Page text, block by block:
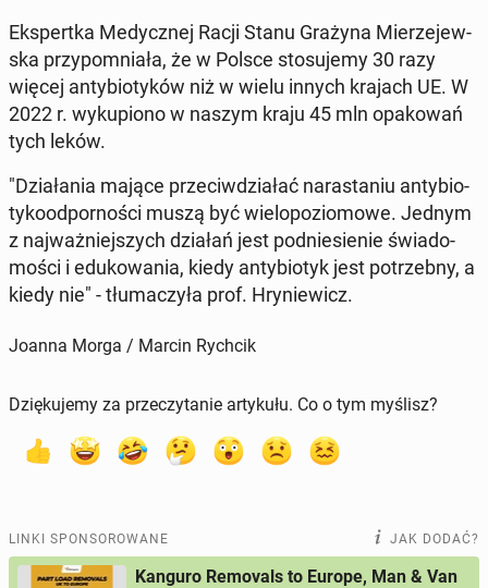
Eks­pert­ka Me­dycz­nej Racji Stanu Grażyna Mie­rze­jew­
ska przy­po­mnia­ła, że w Polsce sto­su­je­my 30 razy
więcej an­ty­bio­ty­ków niż w wielu innych krajach UE. W
2022 r. wy­ku­pio­no w naszym kraju 45 mln opa­ko­wań
tych leków.
"Dzia­ła­nia mające prze­ciw­dzia­łać na­ra­sta­niu an­ty­bio­
ty­ko­od­por­no­ści muszą być wie­lo­po­zio­mo­we. Jednym
z naj­waż­niej­szych działań jest pod­nie­sie­nie świa­do­
mo­ści i edu­ko­wa­nia, kiedy an­ty­bio­tyk jest po­trzeb­ny, a
kiedy nie" - tłu­ma­czy­ła prof. Hry­nie­wicz.
Joanna Morga / Marcin Rychcik
Dziękujemy za przeczytanie artykułu. Co o tym myślisz?
LINKI SPONSOROWANE JAK DODAĆ?
Kanguro Removals to Europe, Man & Van